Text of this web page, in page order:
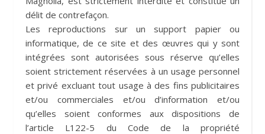
délit de contrefaçon.
Les reproductions sur un support papier ou
informatique, de ce site et des œuvres qui y sont
intégrées sont autorisées sous réserve qu’elles
soient strictement réservées à un usage personnel
et privé excluant tout usage à des fins publicitaires
et/ou commerciales et/ou d’information et/ou
qu’elles soient conformes aux dispositions de
l’article L122-5 du Code de la propriété